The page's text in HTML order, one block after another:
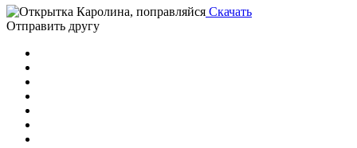
Скачать
Отправить другу